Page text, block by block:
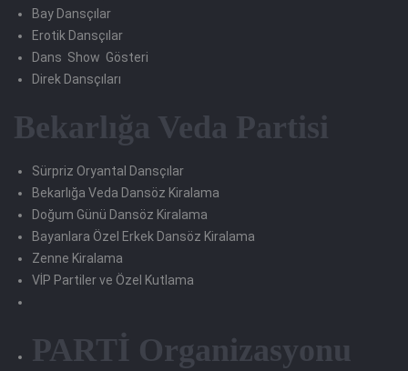
Bay Dansçılar
Erotik Dansçılar
Dans Show Gösteri
Direk Dansçıları
Bekarlığa Veda Partisi
Sürpriz Oryantal Dansçılar
Bekarlığa Veda Dansöz Kiralama
Doğum Günü Dansöz Kiralama
Bayanlara Özel Erkek Dansöz Kiralama
Zenne Kiralama
VİP Partiler ve Özel Kutlama
PARTİ Organizasyonu